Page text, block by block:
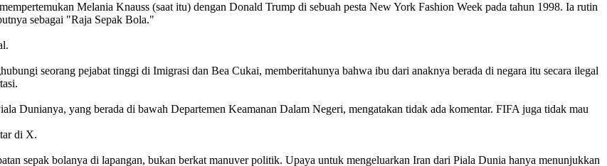
Melania Knauss (saat itu) dengan Donald Trump di sebuah pesta New York Fashion Week pada tahun 1998. Ia rutin
sebagai "Raja Sepak Bola."
seorang pejabat tinggi di Imigrasi dan Bea Cukai, memberitahunya bahwa ibu dari anaknya berada di negara itu secara ilegal
Dunianya, yang berada di bawah Departemen Keamanan Dalam Negeri, mengatakan tidak ada komentar. FIFA juga tidak mau
di X.
sepak bolanya di lapangan, bukan berkat manuver politik. Upaya untuk mengeluarkan Iran dari Piala Dunia hanya menunjukkan